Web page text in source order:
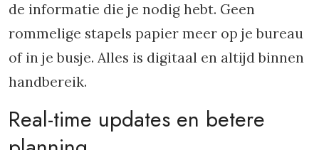
de informatie die je nodig hebt. Geen
rommelige stapels papier meer op je bureau
of in je busje. Alles is digitaal en altijd binnen
handbereik.
Real-time updates en betere